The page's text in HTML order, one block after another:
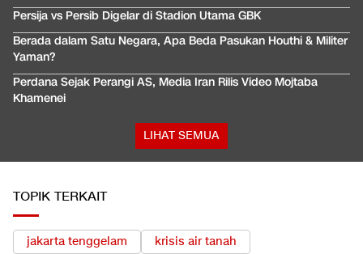
Persija vs Persib Digelar di Stadion Utama GBK
Berada dalam Satu Negara, Apa Beda Pasukan Houthi & Militer
Yaman?
Perdana Sejak Perangi AS, Media Iran Rilis Video Mojtaba
Khamenei
LIHAT SEMUA
TOPIK TERKAIT
jakarta tenggelam krisis air tanah